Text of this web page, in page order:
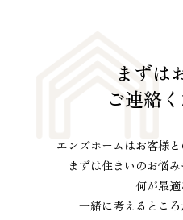
まずは
ご連絡く
エンズホームはお客様と
まずは住まいのお悩
何が最
一緒に考えるところ